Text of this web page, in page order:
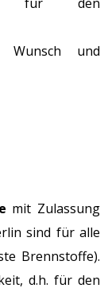
Wunsch und
mit Zulassung
sind für alle
Brennstoffe).
d.h. für den